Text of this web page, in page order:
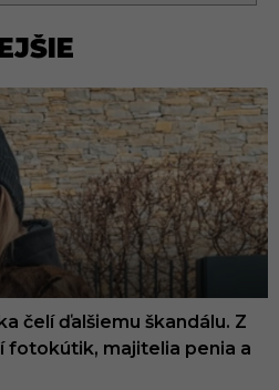
čelí ďalšiemu škandálu. Z
fotokútik, majitelia penia a